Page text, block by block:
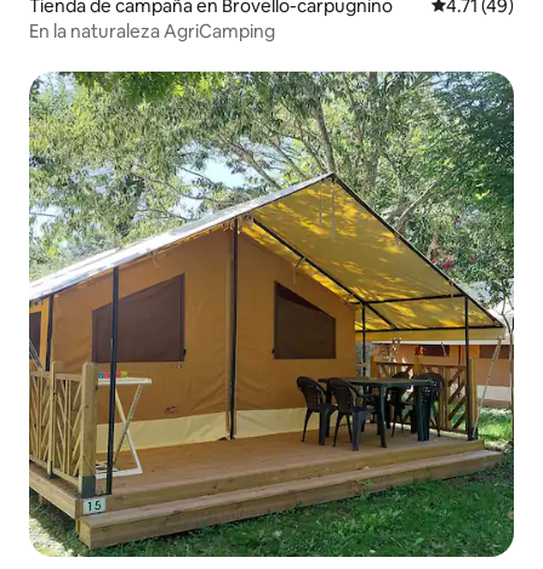
Tienda de campaña en Brovello-carpugnino Calificación
4.71 (49)
En la naturaleza AgriCamping